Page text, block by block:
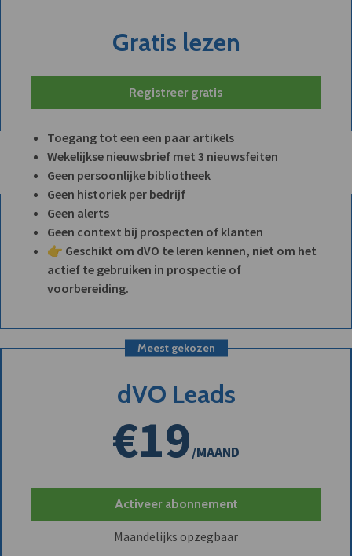
Gratis lezen
Registreer gratis
Toegang tot een een paar artikels
Wekelijkse nieuwsbrief met 3 nieuwsfeiten
Geen persoonlijke bibliotheek
Geen historiek per bedrijf
Geen alerts
Geen context bij prospecten of klanten
👉 Geschikt om dVO te leren kennen, niet om het
actief te gebruiken in prospectie of
voorbereiding.
Meest gekozen
dVO Leads
€19/MAAND
Activeer abonnement
Maandelijks opzegbaar